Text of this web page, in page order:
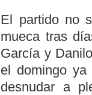
El partido no
mueca tras
García y
el domingo
desnudar a